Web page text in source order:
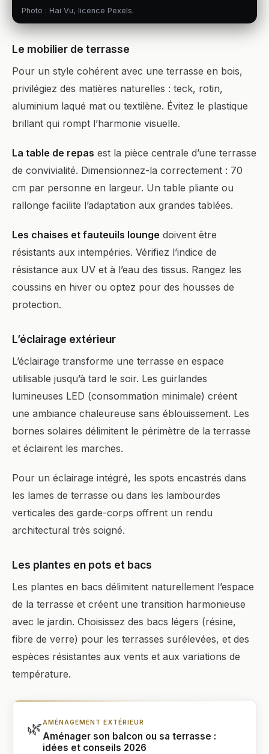
Photo : Hai Vu, licence Pexels.
Le mobilier de terrasse
Pour un style cohérent avec une terrasse en bois,
privilégiez des matières naturelles : teck, rotin,
aluminium laqué mat ou textilène. Évitez le plastique
brillant qui rompt l’harmonie visuelle.
La table de repas est la pièce centrale d’une terrasse
de convivialité. Dimensionnez-la correctement : 70
cm par personne en largeur. Un table pliante ou
rallonge facilite l’adaptation aux grandes tablées.
Les chaises et fauteuils lounge doivent être
résistants aux intempéries. Vérifiez l’indice de
résistance aux UV et à l’eau des tissus. Rangez les
coussins en hiver ou optez pour des housses de
protection.
L’éclairage extérieur
L’éclairage transforme une terrasse en espace
utilisable jusqu’à tard le soir. Les guirlandes
lumineuses LED (consommation minimale) créent
une ambiance chaleureuse sans éblouissement. Les
bornes solaires délimitent le périmètre de la terrasse
et éclairent les marches.
Pour un éclairage intégré, les spots encastrés dans
les lames de terrasse ou dans les lambourdes
verticales des garde-corps offrent un rendu
architectural très soigné.
Les plantes en pots et bacs
Les plantes en bacs délimitent naturellement l’espace
de la terrasse et créent une transition harmonieuse
avec le jardin. Choisissez des bacs légers (résine,
fibre de verre) pour les terrasses surélevées, et des
espèces résistantes aux vents et aux variations de
température.
🌿AMÉNAGEMENT EXTÉRIEUR
Aménager son balcon ou sa terrasse :
idées et conseils 2026